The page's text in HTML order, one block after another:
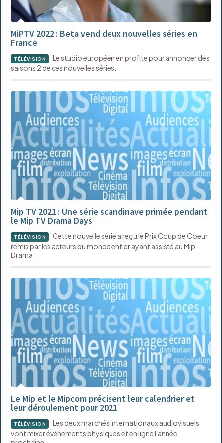
MiPTV 2022 : Beta vend deux nouvelles séries en
France
TÉLÉVISION
Le studio européen en profite pour annoncer des
saisons 2 de ces nouvelles séries.
Mip TV 2021 : Une série scandinave primée pendant
le Mip TV Drama Days
TÉLÉVISION
Cette nouvelle série a reçu le Prix Coup de Coeur
remis par les acteurs du monde entier ayant assisté au Mip
Drama.
Le Mip et le Mipcom précisent leur calendrier et
leur déroulement pour 2021
TÉLÉVISION
Les deux marchés internationaux audiovisuels
vont mixer événements physiques et en ligne l'année